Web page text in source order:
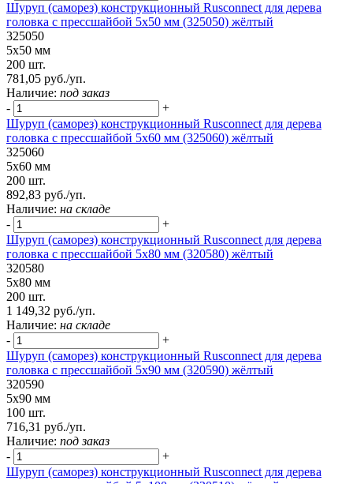
Шуруп (саморез) конструкционный Rusconnect для дерева
головка с прессшайбой 5х50 мм (325050) жёлтый
325050
5х50 мм
200 шт.
781,05 руб./уп.
Наличие: под заказ
-
+
Шуруп (саморез) конструкционный Rusconnect для дерева
головка с прессшайбой 5х60 мм (325060) жёлтый
325060
5х60 мм
200 шт.
892,83 руб./уп.
Наличие: на складе
-
+
Шуруп (саморез) конструкционный Rusconnect для дерева
головка с прессшайбой 5х80 мм (320580) жёлтый
320580
5х80 мм
200 шт.
1 149,32 руб./уп.
Наличие: на складе
-
+
Шуруп (саморез) конструкционный Rusconnect для дерева
головка с прессшайбой 5х90 мм (320590) жёлтый
320590
5х90 мм
100 шт.
716,31 руб./уп.
Наличие: под заказ
-
+
Шуруп (саморез) конструкционный Rusconnect для дерева